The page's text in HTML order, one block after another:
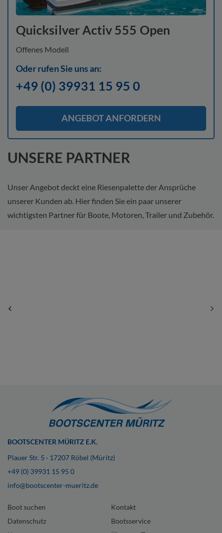
Quicksilver Activ 555 Open
Offenes Modell
Oder rufen Sie uns an:
+49 (0) 39931 15 95 0
ANGEBOT ANFORDERN
UNSERE PARTNER
Unser Angebot deckt eine Riesenpalette der Ansprüche
unserer Kunden ab. Hier finden Sie ein paar unserer
wichtigsten Partner für Boote, Motoren, Trailer und Zubehör.
BOOTSCENTER MÜRITZ E.K.
Plauer Str. 5 · 17207 Röbel (Müritz)
+49 (0) 39931 15 95 0
info@bootscenter-mueritz.de
Boot suchen
Kontakt
Datenschutz
Bootsservice